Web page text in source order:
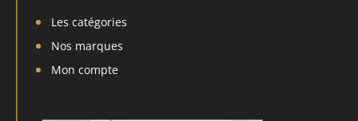
Les catégories
Nos marques
Mon compte